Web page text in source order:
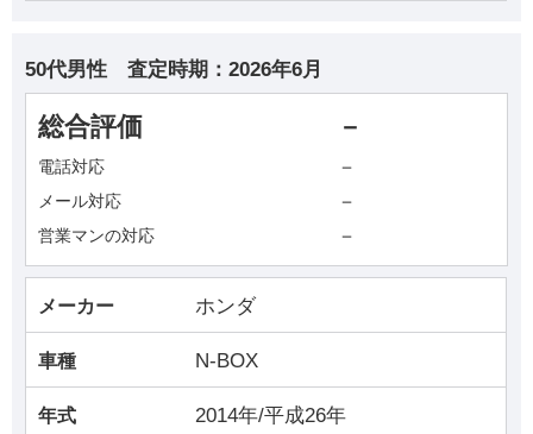
50代男性 査定時期： 2026年6月
総合評価 －
電話対応 －
メール対応 －
営業マンの対応 －
メーカー ホンダ
車種 N-BOX
年式 2014年/平成26年